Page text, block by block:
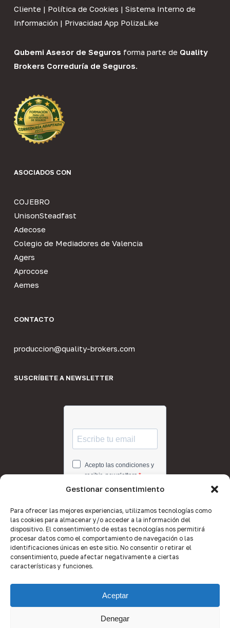
Gestionar consentimiento
Para ofrecer las mejores experiencias, utilizamos tecnologías como
las cookies para almacenar y/o acceder a la información del
dispositivo. El consentimiento de estas tecnologías nos permitirá
procesar datos como el comportamiento de navegación o las
identificaciones únicas en este sitio. No consentir o retirar el
consentimiento, puede afectar negativamente a ciertas
características y funciones.
Aceptar
Denegar
Cliente | Política de Cookies | Sistema Interno de
Información | Privacidad App PolizaLike
Qubemi Asesor de Seguros forma parte de Quality
Brokers Correduría de Seguros.
ASOCIADOS CON
COJEBRO
UnisonSteadfast
Adecose
Colegio de Mediadores de Valencia
Agers
Aprocose
Aemes
CONTACTO
produccion@quality-brokers.com
SUSCRÍBETE A NEWSLETTER